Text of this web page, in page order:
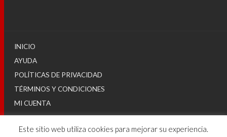
INICIO
AYUDA
POLÍTICAS DE PRIVACIDAD
TÉRMINOS Y CONDICIONES
MI CUENTA
Este sitio web utiliza cookies para mejorar su experiencia.